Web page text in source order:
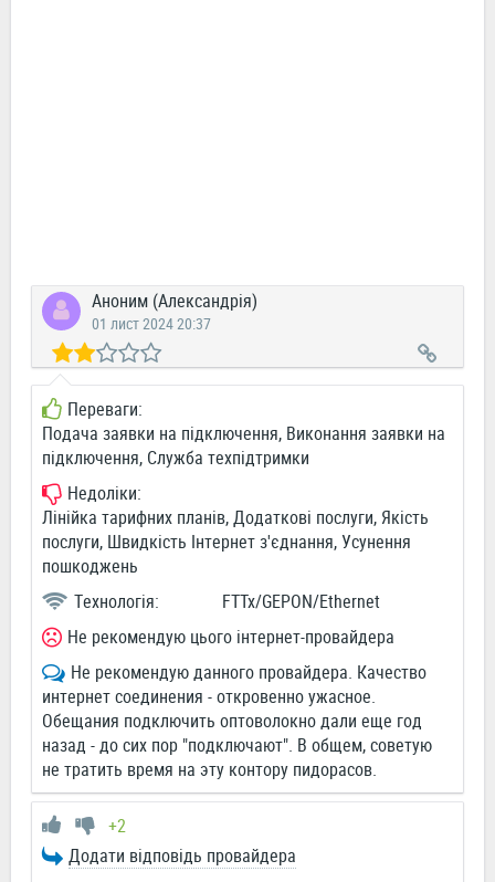
Аноним (Александрія)
01 лист 2024 20:37
Переваги:
Подача заявки на підключення, Виконання заявки на
підключення, Служба техпідтримки
Недоліки:
Лінійка тарифних планів, Додаткові послуги, Якість
послуги, Швидкість Інтернет з'єднання, Усунення
пошкоджень
Технологія:
FTTx/GEPON/Ethernet
Не рекомендую цього інтернет-провайдера
Не рекомендую данного провайдера. Качество
интернет соединения - откровенно ужасное.
Обещания подключить оптоволокно дали еще год
назад - до сих пор "подключают". В общем, советую
не тратить время на эту контору пидорасов.
+2
Додати відповідь провайдера